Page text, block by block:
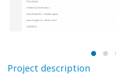
Project description